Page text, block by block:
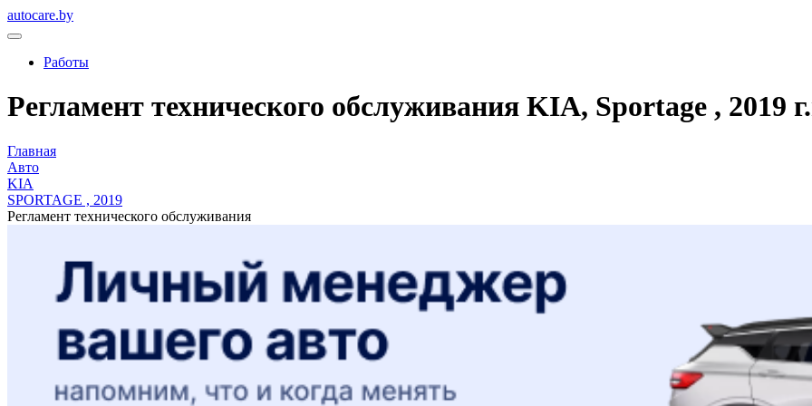
autocare.by
Работы
Регламент технического обслуживания KIA, Sportage , 2019
Главная
Авто
KIA
SPORTAGE , 2019
Регламент технического обслуживания